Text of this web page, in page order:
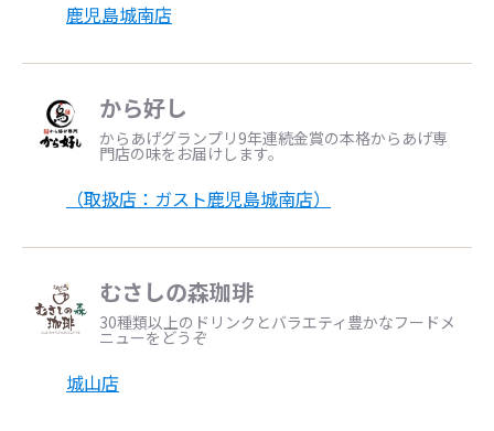
鹿児島城南店
から好し
からあげグランプリ9年連続金賞の本格からあげ専
門店の味をお届けします。
（取扱店：ガスト鹿児島城南店）
むさしの森珈琲
30種類以上のドリンクとバラエティ豊かなフードメ
ニューをどうぞ
城山店